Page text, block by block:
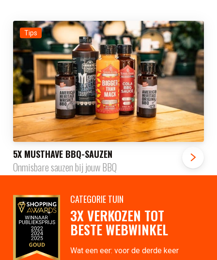
Tips
5X MUSTHAVE BBQ-SAUZEN
Onmisbare sauzen bij jouw BBQ
CATEGORIE TUIN
3X VERKOZEN TOT
BESTE WEBWINKEL
Wat een eer: voor de derde keer